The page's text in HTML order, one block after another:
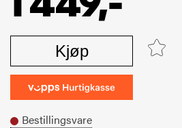
Kjøp
Bestillingsvare